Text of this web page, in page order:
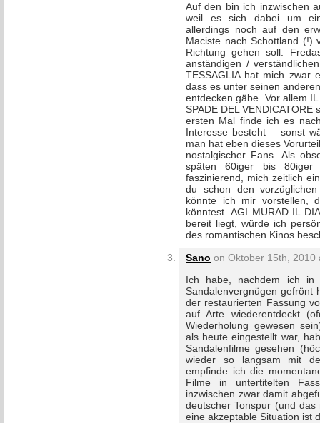
Auf den bin ich inzwischen
weil es sich dabei um
allerdings noch auf den
Maciste nach Schottland (!)
Richtung gehen soll.
anständigen /
TESSAGLIA hat mich zwar
dass es unter seinen
entdecken gäbe. Vor allem
SPADE DEL
ersten Mal finde ich es
Interesse besteht – sonst
man hat eben dieses
nostalgischer Fans. Als
späten 60iger bis
faszinierend, mich zeitlich
du schon den
könnte ich mir vorstellen,
könntest. AGI MURAD IL
bereit liegt, würde ich
des romantischen Kinos
Sano on Oktober 15th, 2010
Ich habe, nachdem ich in
Sandalenvergnügen gefrönt
der restaurierten Fassung
auf Arte wiederentdeckt
Wiederholung gewesen
als heute eingestellt war,
Sandalenfilme gesehen
wieder so langsam mit
empfinde ich die
Filme in untertitelten
inzwischen zwar damit
deutscher Tonspur (und
eine akzeptable Situation ist